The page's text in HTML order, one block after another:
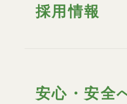
採用情報
安心・安全